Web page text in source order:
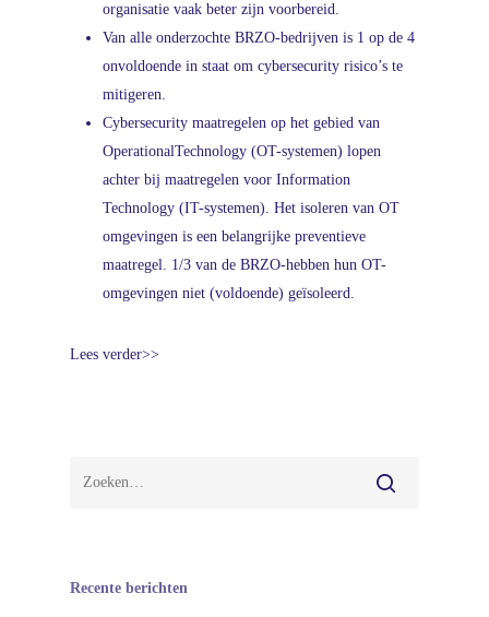
organisatie vaak beter zijn voorbereid.
Van alle onderzochte BRZO-bedrijven is 1 op de 4
onvoldoende in staat om cybersecurity risico’s te
mitigeren.
Cybersecurity maatregelen op het gebied van
OperationalTechnology (OT-systemen) lopen
achter bij maatregelen voor Information
Technology (IT-systemen). Het isoleren van OT
omgevingen is een belangrijke preventieve
maatregel. 1/3 van de BRZO-hebben hun OT-
omgevingen niet (voldoende) geïsoleerd.
Lees verder>>
Recente berichten